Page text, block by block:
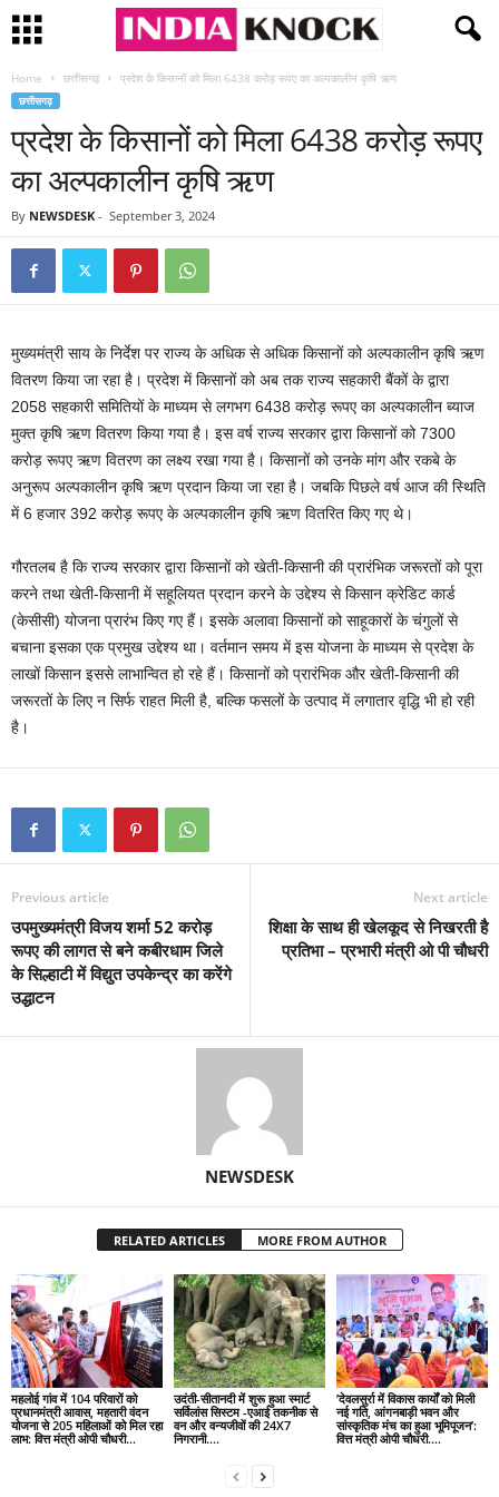
Home छत्तीसगढ़ प्रदेश के किसानों को मिला 6438 करोड़ रूपए का अल्पकालीन कृषि ऋण
छत्तीसगढ़
प्रदेश के किसानों को मिला 6438 करोड़ रूपए
का अल्पकालीन कृषि ऋण
By NEWSDESK - September 3, 2024
मुख्यमंत्री साय के निर्देश पर राज्य के अधिक से अधिक किसानों को अल्पकालीन कृषि ऋण
वितरण किया जा रहा है। प्रदेश में किसानों को अब तक राज्य सहकारी बैंकों के द्वारा
2058 सहकारी समितियों के माध्यम से लगभग 6438 करोड़ रूपए का अल्पकालीन ब्याज
मुक्त कृषि ऋण वितरण किया गया है। इस वर्ष राज्य सरकार द्वारा किसानों को 7300
करोड़ रूपए ऋण वितरण का लक्ष्य रखा गया है। किसानों को उनके मांग और रकबे के
अनुरूप अल्पकालीन कृषि ऋण प्रदान किया जा रहा है। जबकि पिछले वर्ष आज की स्थिति
में 6 हजार 392 करोड़ रूपए के अल्पकालीन कृषि ऋण वितरित किए गए थे।
गौरतलब है कि राज्य सरकार द्वारा किसानों को खेती-किसानी की प्रारंभिक जरूरतों को पूरा
करने तथा खेती-किसानी में सहूलियत प्रदान करने के उद्देश्य से किसान क्रेडिट कार्ड
(केसीसी) योजना प्रारंभ किए गए हैं। इसके अलावा किसानों को साहूकारों के चंगुलों से
बचाना इसका एक प्रमुख उद्देश्य था। वर्तमान समय में इस योजना के माध्यम से प्रदेश के
लाखों किसान इससे लाभान्वित हो रहे हैं। किसानों को प्रारंभिक और खेती-किसानी की
जरूरतों के लिए न सिर्फ राहत मिली है, बल्कि फसलों के उत्पाद में लगातार वृद्धि भी हो रही
है।
Previous article
उपमुख्यमंत्री विजय शर्मा 52 करोड़
रूपए की लागत से बने कबीरधाम जिले
के सिल्हाटी में विद्युत उपकेन्द्र का करेंगे
उद्धाटन
Next article
शिक्षा के साथ ही खेलकूद से निखरती है
प्रतिभा – प्रभारी मंत्री ओ पी चौधरी
NEWSDESK
RELATED ARTICLES MORE FROM AUTHOR
महलोई गांव में 104 परिवारों को
प्रधानमंत्री आवास, महतारी वंदन
योजना से 205 महिलाओं को मिल रहा
लाभ: वित्त मंत्री ओपी चौधरी…
उदंती-सीतानदी में शुरू हुआ स्मार्ट
सर्विलांस सिस्टम -एआई तकनीक से
वन और वन्यजीवों की 24X7
निगरानी….
’देवलसुर्रा में विकास कार्यों को मिली
नई गति, आंगनबाड़ी भवन और
सांस्कृतिक मंच का हुआ भूमिपूजन’:
वित्त मंत्री ओपी चौधरी….